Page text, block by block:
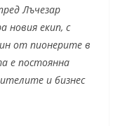
Лъчезар
новия екип, с
от пионерите в
е постоянна
и бизнес